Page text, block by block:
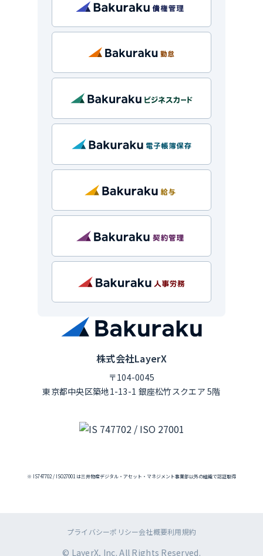
株式会社LayerX
〒104-0045
東京都中央区築地1-13-1 銀座松竹スクエア 5階
※ IS747702 / ISO27001 は三井物産デジタル・アセット・マネジメント事業部以外の組織で認証取得
プライバシーポリシー会社概要利用規約
© LayerX, Inc. All Rights Reserved.